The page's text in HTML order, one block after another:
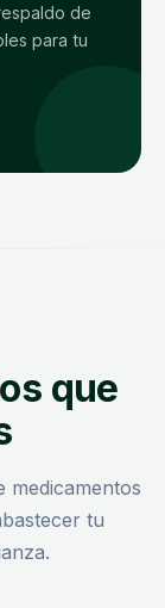
de
para tu
que
medicamentos
tu